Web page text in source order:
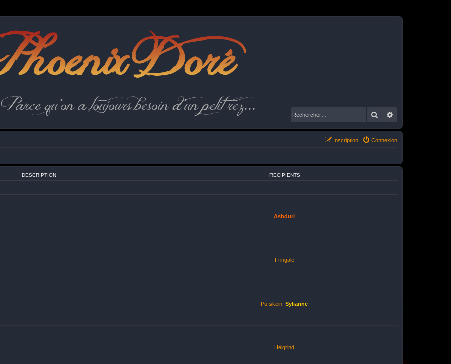
Doré
Parce qu'on a toujours besoin d'un petit rez... Rechercher
Connexion
Inscription
DESCRIPTION RECIPIENTS
Ashdurl
Fringale
Pufskein, Sylianne
Helgrind